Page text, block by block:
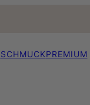
SCHMUCKPREMIUM